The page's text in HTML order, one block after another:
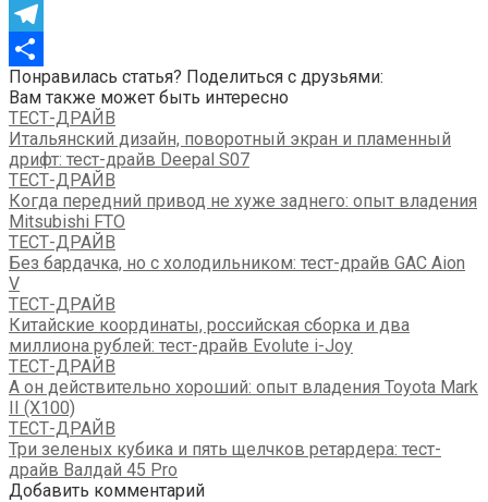
VK
Telegram
Отправить
Понравилась статья? Поделиться с друзьями:
Вам также может быть интересно
ТЕСТ-ДРАЙВ
Итальянский дизайн, поворотный экран и пламенный
дрифт: тест-драйв Deepal S07
ТЕСТ-ДРАЙВ
Когда передний привод не хуже заднего: опыт владения
Mitsubishi FTO
ТЕСТ-ДРАЙВ
Без бардачка, но с холодильником: тест-драйв GAC Aion
V
ТЕСТ-ДРАЙВ
Китайские координаты, российская сборка и два
миллиона рублей: тест-драйв Evolute i-Joy
ТЕСТ-ДРАЙВ
А он действительно хороший: опыт владения Toyota Mark
II (Х100)
ТЕСТ-ДРАЙВ
Три зеленых кубика и пять щелчков ретардера: тест-
драйв Валдай 45 Pro
Добавить комментарий